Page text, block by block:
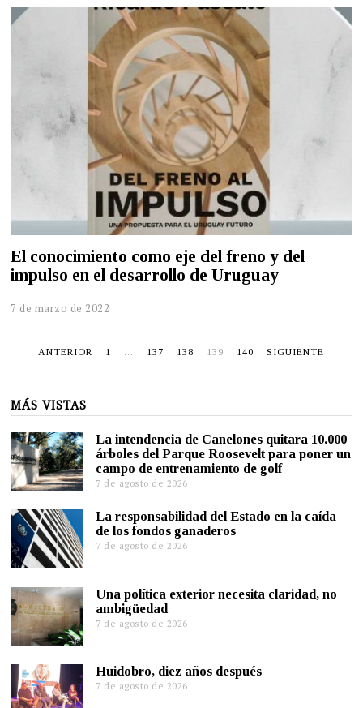
El conocimiento como eje del freno y del
impulso en el desarrollo de Uruguay
7 de marzo de 2022
ANTERIOR 1 … 137 138 139 140 SIGUIENTE
MÁS VISTAS
La intendencia de Canelones quitara 10.000
árboles del Parque Roosevelt para poner un
campo de entrenamiento de golf
7 de agosto de 2026
La responsabilidad del Estado en la caída
de los fondos ganaderos
7 de agosto de 2026
Una política exterior necesita claridad, no
ambigüedad
7 de agosto de 2026
Huidobro, diez años después
7 de agosto de 2026